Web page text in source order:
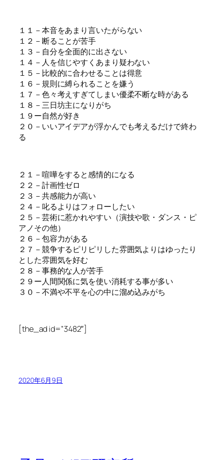
１１－本音をあまり言いたがらない
１２－断ることが苦手
１３－自分を全面的に出さない
１４－人を信じやすくあまり疑わない
１５－比較的に合わせることは得意
１６－規則に縛られることを嫌う
１７－色々考えすぎてしまい優柔不断な時がある
１８－三日坊主になりがち
１９ー自然が好き
２０－いいアイデアが浮かんでも考えるだけで終わ
る
２１－喧嘩をすると感情的になる
２２－計画性ゼロ
２３－共感能力が高い
２４－叱るよりはフォローしたい
２５－芸術に惹かれやすい（演技や歌・ダンス・ピ
アノその他）
２６－包容力がある
２７－競争するピリピリした雰囲気よりはゆったり
とした雰囲気を好む
２８－事務的な人が苦手
２９ー人間関係に気を使い消耗する事が多い
３０－不満や不平を心の中に溜め込みがち
[the_ad id=”3482″]
2020年6月9日